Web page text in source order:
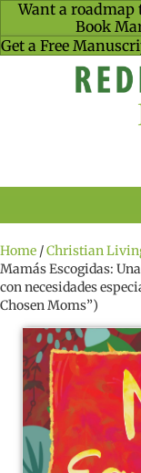
Want a roadmap
Book
Get a Free
Home /Christian
Mamás Escogidas:
con necesidades
Chosen Moms”)